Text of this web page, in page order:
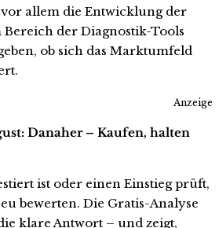
vor allem die Entwicklung der
der Diagnostik-Tools
ob sich das Marktumfeld
Anzeige
Danaher – Kaufen, halten
ist oder einen Einstieg prüft,
bewerten. Die Gratis-Analyse
klare Antwort – und zeigt,